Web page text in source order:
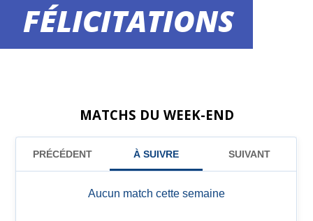
FÉLICITATIONS
#asfac#arbitre#passion
MATCHS DU WEEK-END